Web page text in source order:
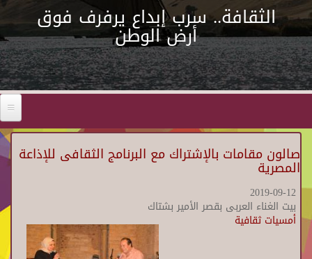
الثقافة.. سرب إبداع يرفرف فوق
أرض الوطن
صالون مقامات بالإشتراك مع البرنامج الثقافى للإذاعة
المصرية
2019-09-12
بيت الغناء العربى بقصر الأمير بشتاك
أمسيات ثقافية